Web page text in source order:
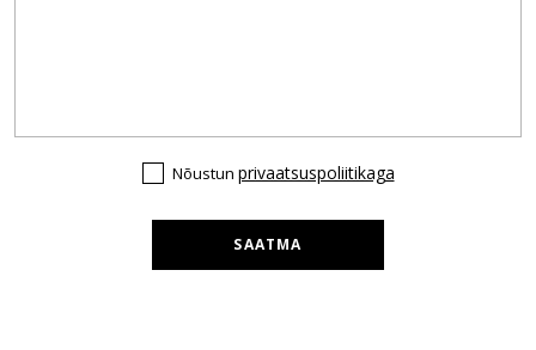
Nõustun privaatsuspoliitikaga
SAATMA